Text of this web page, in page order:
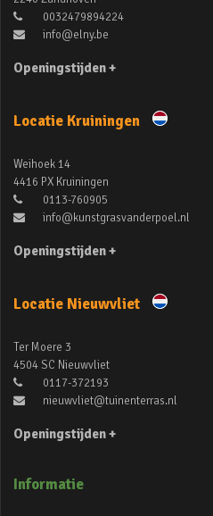
0032479894224
info@elny.be
Openingstijden +
Locatie Kruiningen
Weihoek 14
4416 PX Kruiningen
0113-760905
info@kunstgrasvanderpoel.nl
Openingstijden +
Locatie Nieuwvliet
Ter Moere 3
4504 SC Nieuwvliet
0117-372193
nieuwvliet@tuinenterras.nl
Openingstijden +
Informatie